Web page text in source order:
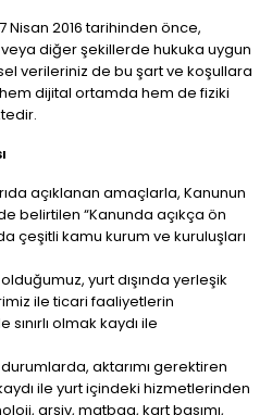
Nisan 2016 tarihinden önce,
veya diğer şekillerde hukuka uygun
verileriniz de bu şart ve koşullara
dijital ortamda hem de fiziki
açıklanan amaçlarla, Kanunun
belirtilen “Kanunda açıkça ön
çeşitli kamu kurum ve kuruluşları
yurt dışında yerleşik
ile ticari faaliyetlerin
olmak kaydı ile
aktarımı gerektiren
ile yurt içindeki hizmetlerinden
arşiv, matbaa, kart basımı,